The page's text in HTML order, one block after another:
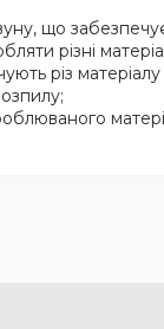
що
різні
різ